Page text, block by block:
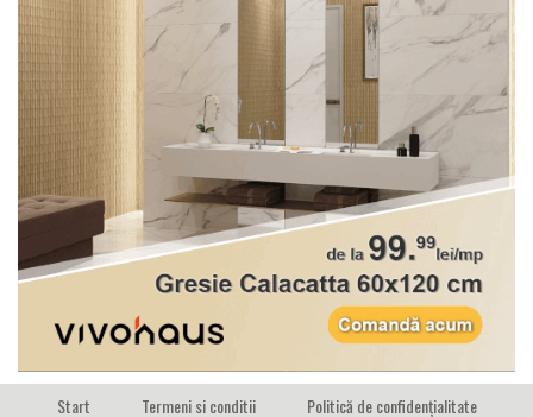
Start Termeni si conditii
Politică de confidențialitate